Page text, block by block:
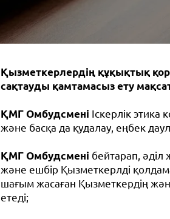
Қызметкерлердің құқықтық
сақтауды қамтамасыз ету
ҚМГ Омбудсмені Іскерлік этика
және басқа да қудалау, еңбек
ҚМГ Омбудсмені бейтарап, әділ
және ешбір Қызметкерлді
шағым жасаған Қызметкердің
етеді;